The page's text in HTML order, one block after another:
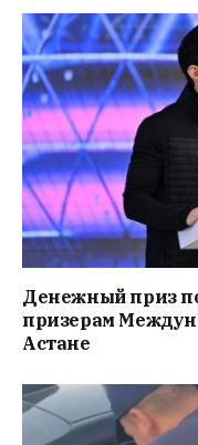
Денежный приз
призерам
Астане